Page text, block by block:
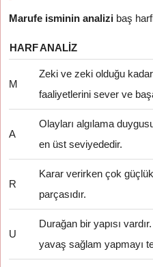
Marufe isminin analizi baş
HARFANALIZ
M
Zeki ve zeki olduğu
faaliyetlerini sever ve
A
Olayları algılama
en üst seviyededir.
R
Karar verirken çok
parçasıdır.
U
Durağan bir yapısı
yavaş sağlam yapmayı